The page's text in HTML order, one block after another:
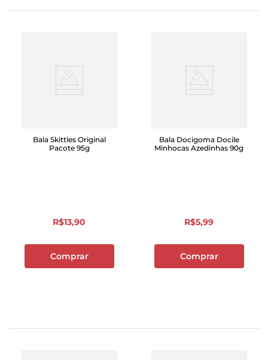
Bala Skittles Original
Pacote 95g
R$13,90
Comprar
Bala Docigoma Docile
Minhocas Azedinhas 90g
R$5,99
Comprar